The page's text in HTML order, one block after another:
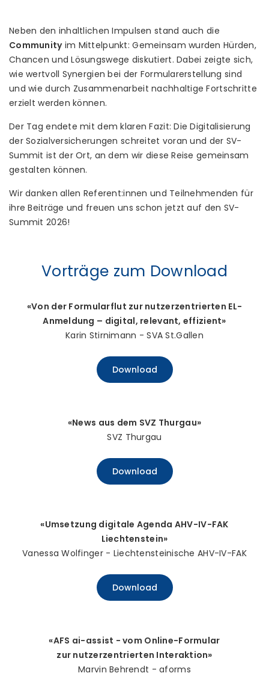
Neben den inhaltlichen Impulsen stand auch die
Communityim Mittelpunkt: Gemeinsam wurden Hürden,
Chancen und Lösungswege diskutiert. Dabei zeigte sich,
wie wertvoll Synergien bei der Formularerstellung sind
und wie durch Zusammenarbeit nachhaltige Fortschritte
erzielt werden können.
Der Tag endete mit dem klaren Fazit: Die Digitalisierung
der Sozialversicherungen schreitet voran und der SV-
Summit ist der Ort, an dem wir diese Reise gemeinsam
gestalten können.
Wir danken allen Referent:innen und Teilnehmenden für
ihre Beiträge und freuen uns schon jetzt auf den SV-
Summit 2026!
Vorträge zum Download
«Von der Formularflut zur nutzerzentrierten EL-
Anmeldung – digital, relevant, effizient»
Karin Stirnimann - SVA St.Gallen
Download
«News aus dem SVZ Thurgau»
SVZ Thurgau
Download
«Umsetzung digitale Agenda AHV-IV-FAK
Liechtenstein»
Vanessa Wolfinger - Liechtensteinische AHV-IV-FAK
Download
«AFS ai-assist - vom Online-Formular
zur nutzerzentrierten Interaktion»
Marvin Behrendt - aforms